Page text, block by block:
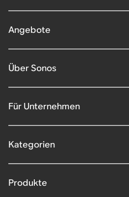
Angebote
Über Sonos
Für Unternehmen
Kategorien
Produkte